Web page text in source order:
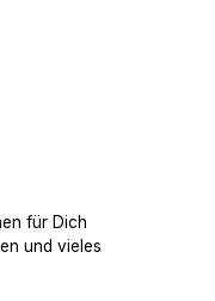
für Dich
und vieles